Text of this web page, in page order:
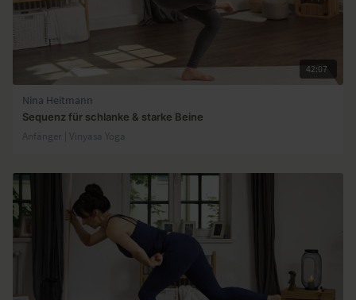
42:07
Nina Heitmann
Sequenz für schlanke & starke Beine
Anfänger | Vinyasa Yoga